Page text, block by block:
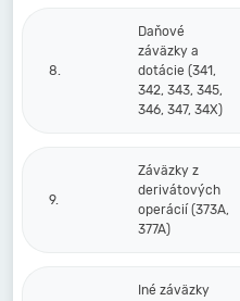
8.
Daňové
záväzky a
dotácie (341,
342, 343, 345,
346, 347, 34X)
9.
Záväzky z
derivátových
operácií (373A,
377A)
Iné záväzky